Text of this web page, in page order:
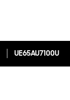
UE65AU7100U